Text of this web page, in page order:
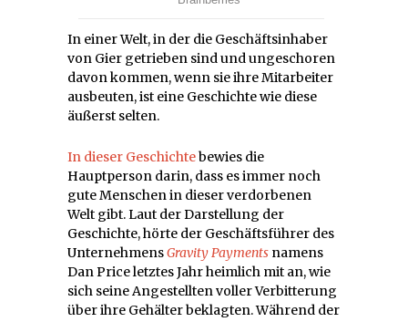
In einer Welt, in der die Geschäftsinhaber
von Gier getrieben sind und ungeschoren
davon kommen, wenn sie ihre Mitarbeiter
ausbeuten, ist eine Geschichte wie diese
äußerst selten.
In dieser Geschichtebewies die
Hauptperson darin, dass es immer noch
gute Menschen in dieser verdorbenen
Welt gibt. Laut der Darstellung der
Geschichte, hörte der Geschäftsführer des
UnternehmensGravity Payments namens
Dan Price letztes Jahr heimlich mit an, wie
sich seine Angestellten voller Verbitterung
über ihre Gehälter beklagten. Während der